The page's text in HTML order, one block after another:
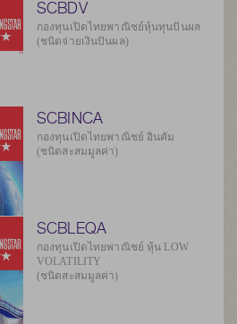
SCBDV
กองทุนเปิดไทยพาณิชย์หุ้นทุนปันผล
(ชนิดจ่ายเงินปันผล)
SCBINCA
กองทุนเปิดไทยพาณิชย์ อินคัม
(ชนิดสะสมมูลค่า)
SCBLEQA
กองทุนเปิดไทยพาณิชย์ หุ้น LOW
VOLATILITY
(ชนิดสะสมมูลค่า)